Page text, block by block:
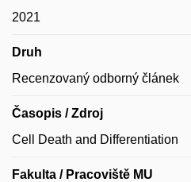
2021
Druh
Recenzovaný odborný článek
Časopis / Zdroj
Cell Death and Differentiation
Fakulta / Pracoviště MU